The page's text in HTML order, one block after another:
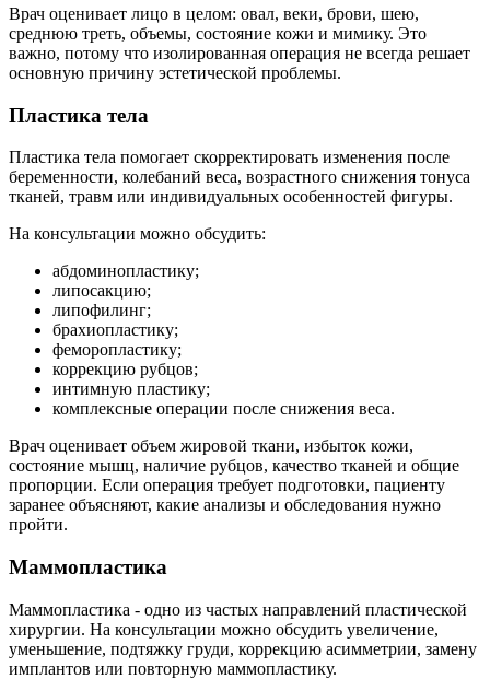
Врач оценивает лицо в целом: овал, веки, брови, шею,
среднюю треть, объемы, состояние кожи и мимику. Это
важно, потому что изолированная операция не всегда решает
основную причину эстетической проблемы.
Пластика тела
Пластика тела помогает скорректировать изменения после
беременности, колебаний веса, возрастного снижения тонуса
тканей, травм или индивидуальных особенностей фигуры.
На консультации можно обсудить:
абдоминопластику;
липосакцию;
липофилинг;
брахиопластику;
феморопластику;
коррекцию рубцов;
интимную пластику;
комплексные операции после снижения веса.
Врач оценивает объем жировой ткани, избыток кожи,
состояние мышц, наличие рубцов, качество тканей и общие
пропорции. Если операция требует подготовки, пациенту
заранее объясняют, какие анализы и обследования нужно
пройти.
Маммопластика
Маммопластика - одно из частых направлений пластической
хирургии. На консультации можно обсудить увеличение,
уменьшение, подтяжку груди, коррекцию асимметрии, замену
имплантов или повторную маммопластику.